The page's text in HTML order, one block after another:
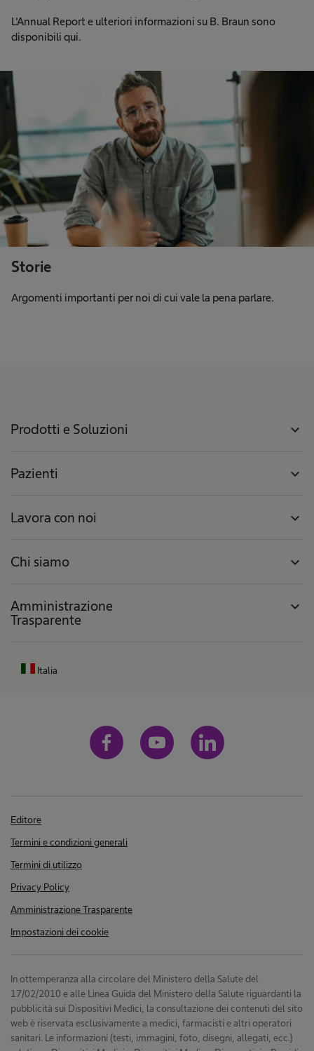
L'Annual Report e ulteriori informazioni su B. Braun sono
disponibili qui.
Storie
Argomenti importanti per noi di cui vale la pena parlare.
Prodotti e Soluzioni expand_more
Pazienti expand_more
Lavora con noi expand_more
Chi siamo expand_more
Amministrazione
Trasparente
expand_more
Italia
Editore
Termini e condizioni generali
Termini di utilizzo
Privacy Policy
Amministrazione Trasparente
Impostazioni dei cookie
In ottemperanza alla circolare del Ministero della Salute del
17/02/2010 e alle Linea Guida del Ministero della Salute riguardanti la
pubblicità sui Dispositivi Medici, la consultazione dei contenuti del sito
web è riservata esclusivamente a medici, farmacisti e altri operatori
sanitari. Le informazioni (testi, immagini, foto, disegni, allegati, ecc.)